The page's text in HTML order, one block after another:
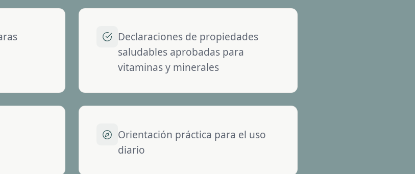
Declaraciones de propiedades
saludables aprobadas para
vitaminas y minerales
Orientación práctica para el uso
diario